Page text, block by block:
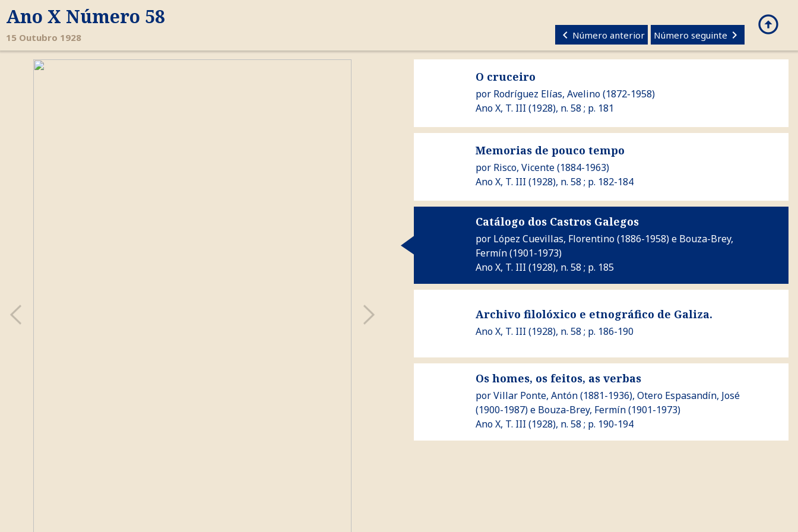
search GALEGO arrow_circle_up
Ano X Número 58
15 Outubro 1928 keyboard_arrow_left Número anterior Número seguinte keyboard_arrow_right
Ver O cruceiroO cruceiro
por Rodríguez Elías, Avelino(1872-1958)
Ano X, T. III (1928), n. 58 ; p. 181
Ver Memorias de pouco tempo
Memorias de pouco tempo
por Risco, Vicente(1884-1963)
Ano X, T. III (1928), n. 58 ; p. 182-184
Ver Catálogo dos Castros Galegos
Catálogo dos Castros Galegos
por López Cuevillas, Florentino(1886-1958) e Bouza-Brey,
Fermín(1901-1973)
Ano X, T. III (1928), n. 58 ; p. 185
Archivo filolóxico e etnográfico de Galiza.
Ano X, T. III (1928), n. 58 ; p. 186-190
Ver Os homes, os feitos, as verbas
Os homes, os feitos, as verbas
porVillar Ponte, Antón(1881-1936), Otero Espasandín, José
(1900-1987) e Bouza-Brey, Fermín(1901-1973)
Ano X, T. III (1928), n. 58 ; p. 190-194